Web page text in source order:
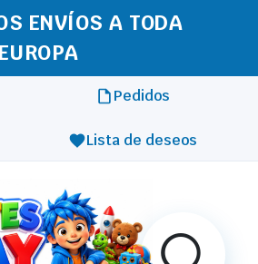
ENVÍOS A TODA
EUROPA
Pedidos
Lista de deseos